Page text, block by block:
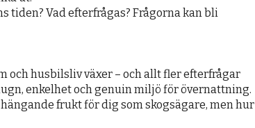
tiden? Vad efterfrågas? Frågorna kan bli
och husbilsliv växer – och allt fler efterfrågar
enkelhet och genuin miljö för övernattning.
frukt för dig som skogsägare, men hur